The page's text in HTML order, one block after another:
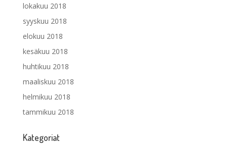
lokakuu 2018
syyskuu 2018
elokuu 2018
kesäkuu 2018
huhtikuu 2018
maaliskuu 2018
helmikuu 2018
tammikuu 2018
Kategoriat